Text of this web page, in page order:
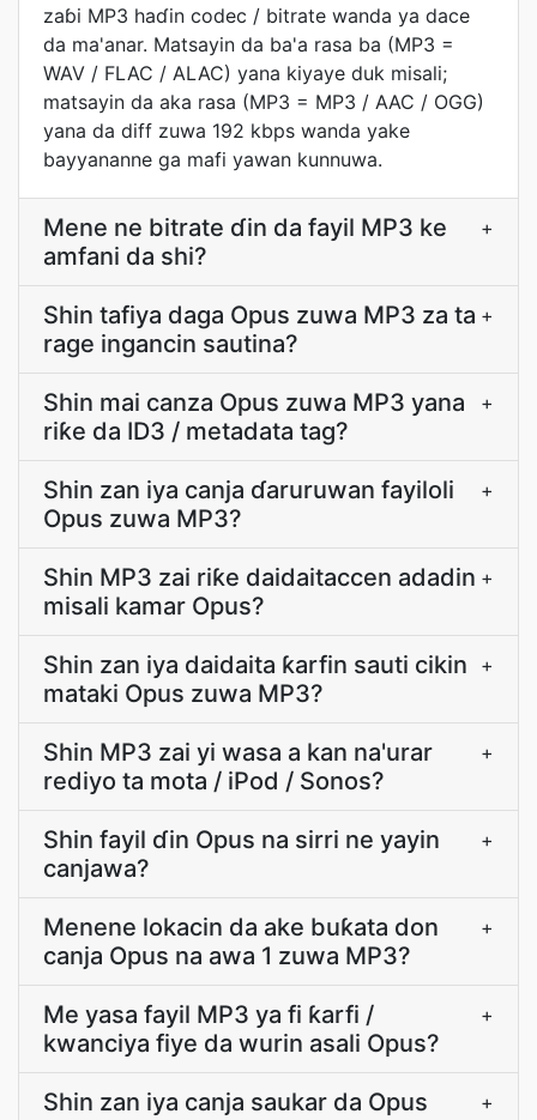
zaɓi MP3 haɗin codec / bitrate wanda ya dace
da ma'anar. Matsayin da ba'a rasa ba (MP3 =
WAV / FLAC / ALAC) yana kiyaye duk misali;
matsayin da aka rasa (MP3 = MP3 / AAC / OGG)
yana da diff zuwa 192 kbps wanda yake
bayyananne ga mafi yawan kunnuwa.
Mene ne bitrate ɗin da fayil MP3 ke
amfani da shi?
+
Shin tafiya daga Opus zuwa MP3 za ta
rage ingancin sautina?
+
Shin mai canza Opus zuwa MP3 yana
riƙe da ID3 / metadata tag?
+
Shin zan iya canja ɗaruruwan fayiloli
Opus zuwa MP3?
+
Shin MP3 zai riƙe daidaitaccen adadin
misali kamar Opus?
+
Shin zan iya daidaita ƙarfin sauti cikin
mataki Opus zuwa MP3?
+
Shin MP3 zai yi wasa a kan na'urar
rediyo ta mota / iPod / Sonos?
+
Shin fayil ɗin Opus na sirri ne yayin
canjawa?
+
Menene lokacin da ake buƙata don
canja Opus na awa 1 zuwa MP3?
+
Me yasa fayil MP3 ya fi ƙarfi /
kwanciya fiye da wurin asali Opus?
+
Shin zan iya canja saukar da Opus
+